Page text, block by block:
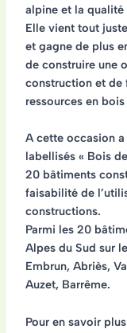
alpine et la
Elle vient tout
et gagne de plus
de construire une
construction et de
ressources en
A cette occasion
labellisés « Bois
20 bâtiments
faisabilité de
constructions.
Parmi les 20
Alpes du Sud sur
Embrun, Abriès,
Auzet, Barrême.
Pour en savoir